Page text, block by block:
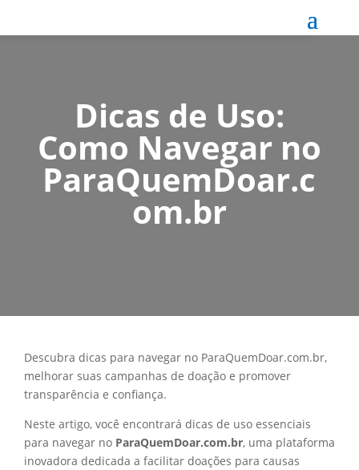
Dicas de Uso:
Como Navegar no
ParaQuemDoar.c
om.br
Descubra dicas para navegar no ParaQuemDoar.com.br,
melhorar suas campanhas de doação e promover
transparência e confiança.
Neste artigo, você encontrará dicas de uso essenciais
para navegar no ParaQuemDoar.com.br, uma plataforma
inovadora dedicada a facilitar doações para causas